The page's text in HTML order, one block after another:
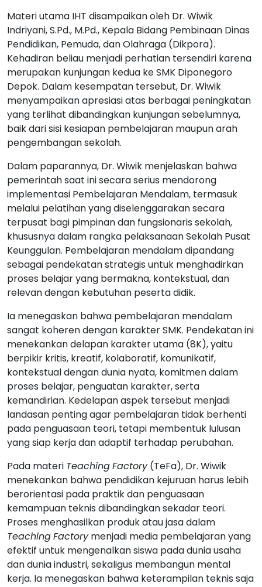
Materi utama IHT disampaikan oleh Dr. Wiwik
Indriyani, S.Pd., M.Pd., Kepala Bidang Pembinaan Dinas
Pendidikan, Pemuda, dan Olahraga (Dikpora).
Kehadiran beliau menjadi perhatian tersendiri karena
merupakan kunjungan kedua ke SMK Diponegoro
Depok. Dalam kesempatan tersebut, Dr. Wiwik
menyampaikan apresiasi atas berbagai peningkatan
yang terlihat dibandingkan kunjungan sebelumnya,
baik dari sisi kesiapan pembelajaran maupun arah
pengembangan sekolah.
Dalam paparannya, Dr. Wiwik menjelaskan bahwa
pemerintah saat ini secara serius mendorong
implementasi Pembelajaran Mendalam, termasuk
melalui pelatihan yang diselenggarakan secara
terpusat bagi pimpinan dan fungsionaris sekolah,
khususnya dalam rangka pelaksanaan Sekolah Pusat
Keunggulan. Pembelajaran mendalam dipandang
sebagai pendekatan strategis untuk menghadirkan
proses belajar yang bermakna, kontekstual, dan
relevan dengan kebutuhan peserta didik.
Ia menegaskan bahwa pembelajaran mendalam
sangat koheren dengan karakter SMK. Pendekatan ini
menekankan delapan karakter utama (8K), yaitu
berpikir kritis, kreatif, kolaboratif, komunikatif,
kontekstual dengan dunia nyata, komitmen dalam
proses belajar, penguatan karakter, serta
kemandirian. Kedelapan aspek tersebut menjadi
landasan penting agar pembelajaran tidak berhenti
pada penguasaan teori, tetapi membentuk lulusan
yang siap kerja dan adaptif terhadap perubahan.
Pada materi TeachingFactory(TeFa), Dr. Wiwik
menekankan bahwa pendidikan kejuruan harus lebih
berorientasi pada praktik dan penguasaan
kemampuan teknis dibandingkan sekadar teori.
Proses menghasilkan produk atau jasa dalam
TeachingFactorymenjadi media pembelajaran yang
efektif untuk mengenalkan siswa pada dunia usaha
dan dunia industri, sekaligus membangun mental
kerja. Ia menegaskan bahwa keterampilan teknis saja